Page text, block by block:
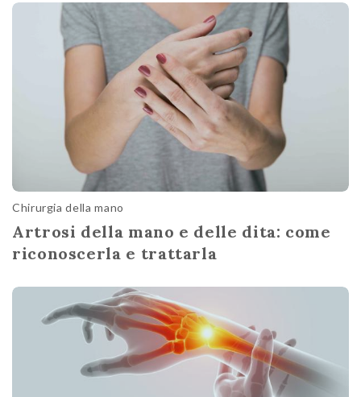
Chirurgia della mano
Artrosi della mano e delle dita: come
riconoscerla e trattarla